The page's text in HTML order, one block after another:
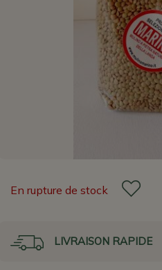
En rupture de stock
LIVRAISON RAPIDE